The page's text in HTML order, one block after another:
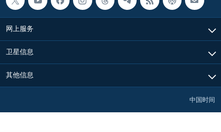
网上服务
卫星信息
其他信息
中国时间